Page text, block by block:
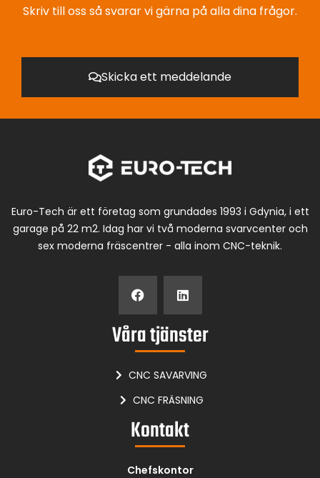
Skriv till oss så svarar vi gärna på alla dina frågor.
Skicka ett meddelande
Euro-Tech är ett företag som grundades 1993 i Gdynia, i ett
garage på 22 m2. Idag har vi två moderna svarvcenter och
sex moderna fräscentrer - alla inom CNC-teknik.
Våra tjänster
CNC SAVARVING
CNC FRÄSNING
Kontakt
Chefskontor